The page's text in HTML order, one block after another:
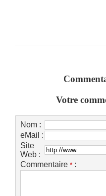
Votre
Nom :
eMail :
Site
Web :
Commentaire * :